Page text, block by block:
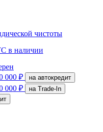
чистоты
в наличии
000 ₽ на автокредит
000 ₽
на Trade-In